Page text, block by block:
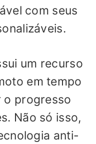
com seus
um recurso
em tempo
o progresso
Não só isso,
anti-